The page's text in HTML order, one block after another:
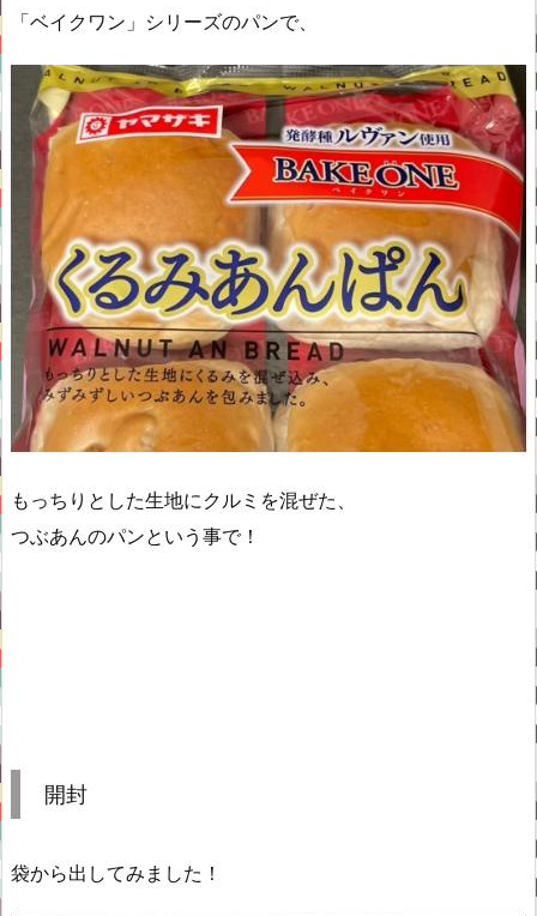
「ベイクワン」シリーズのパンで、
もっちりとした生地にクルミを混ぜた、
つぶあんのパンという事で！
開封
袋から出してみました！